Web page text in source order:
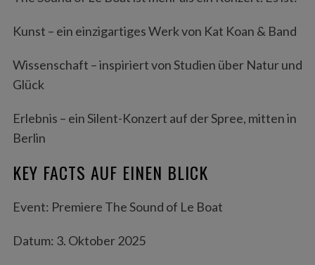
Kunst – ein einzigartiges Werk von Kat Koan & Band
Wissenschaft – inspiriert von Studien über Natur und
Glück
Erlebnis – ein Silent-Konzert auf der Spree, mitten in
Berlin
KEY FACTS AUF EINEN BLICK
Event: Premiere The Sound of Le Boat
Datum: 3. Oktober 2025